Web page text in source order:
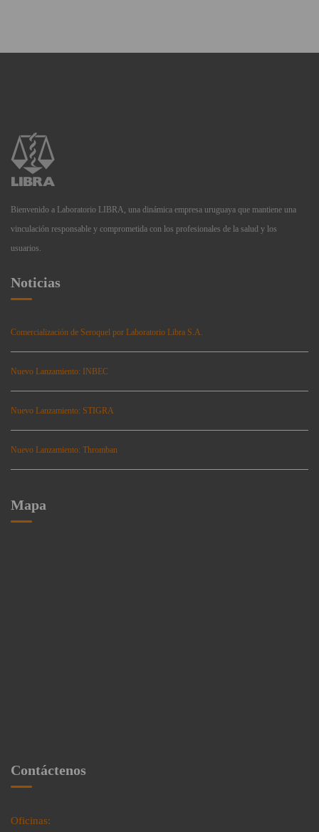
Bienvenido a Laboratorio LIBRA, una dinámica empresa uruguaya que mantiene una
vinculación responsable y comprometida con los profesionales de la salud y los
usuarios.
Noticias
Comercialización de Seroquel por Laboratorio Libra S.A.
Nuevo Lanzamiento: INBEC
Nuevo Lanzamiento: STIGRA
Nuevo Lanzamiento: Thromban
Mapa
Contáctenos
Oficinas: